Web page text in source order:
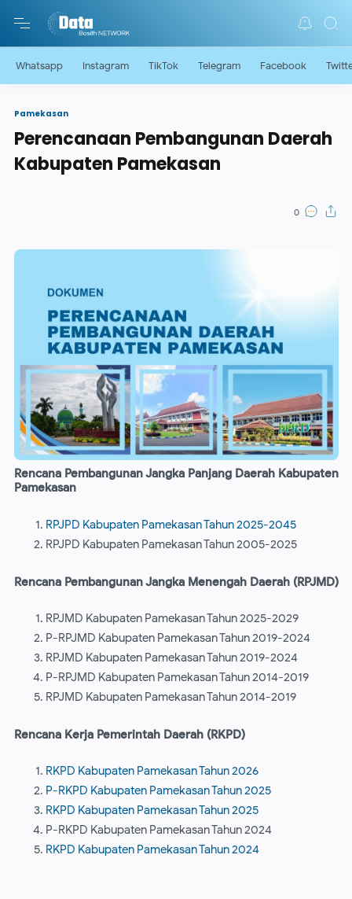
Whatsapp Instagram TikTok Telegram Facebook
Pamekasan
Perencanaan Pembangunan Daerah
Kabupaten Pamekasan
Rencana Pembangunan Jangka Panjang Daerah Kabupaten
Pamekasan
RPJPD Kabupaten Pamekasan Tahun 2025-2045
RPJPD Kabupaten Pamekasan Tahun 2005-2025
Rencana Pembangunan Jangka Menengah Daerah (RPJMD)
RPJMD Kabupaten Pamekasan Tahun 2025-2029
P-RPJMD Kabupaten Pamekasan Tahun 2019-2024
RPJMD Kabupaten Pamekasan Tahun 2019-2024
P-RPJMD Kabupaten Pamekasan Tahun 2014-2019
RPJMD Kabupaten Pamekasan Tahun 2014-2019
Rencana Kerja Pemerintah Daerah (RKPD)
RKPD Kabupaten Pamekasan Tahun 2026
P-RKPD Kabupaten Pamekasan Tahun 2025
RKPD Kabupaten Pamekasan Tahun 2025
P-RKPD Kabupaten Pamekasan Tahun 2024
RKPD Kabupaten Pamekasan Tahun 2024